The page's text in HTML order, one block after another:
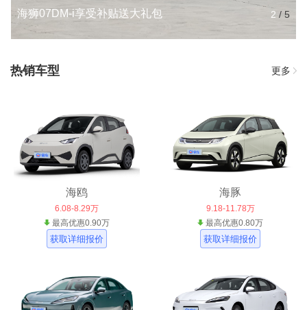
海狮07DM-i享受补贴送大礼包 2 / 5
热销车型 更多
海鸥
6.08-8.29万
最高优惠0.90万
获取详细报价
海豚
9.18-11.78万
最高优惠0.80万
获取详细报价